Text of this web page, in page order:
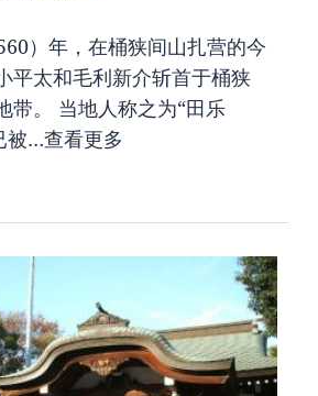
）年，在桶狭间山扎营的今
平太和毛利新介斩首于桶狭
带。 当地人称之为“田乐
被…查看更多